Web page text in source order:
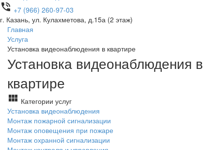
phone_in_talk +7 (966) 260-97-03
г. Казань, ул. Кулахметова, д.15а (2 этаж)
Главная
Услуга
Установка видеонаблюдения в квартире
Установка видеонаблюдения в
квартире
view_module Категории услуг
Установка видеонаблюдения
Монтаж пожарной сигнализации
Монтаж оповещения при пожаре
Монтаж охранной сигнализации